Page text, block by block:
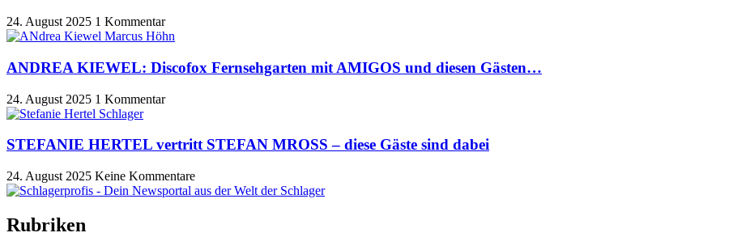
24. August 2025 1 Kommentar
ANDREA KIEWEL: Discofox Fernsehgarten mit AMIGOS und diesen Gästen…
24. August 2025 1 Kommentar
STEFANIE HERTEL vertritt STEFAN MROSS – diese Gäste sind dabei
24. August 2025 Keine Kommentare
Rubriken